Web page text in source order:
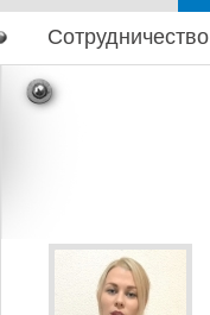
Сотрудничество